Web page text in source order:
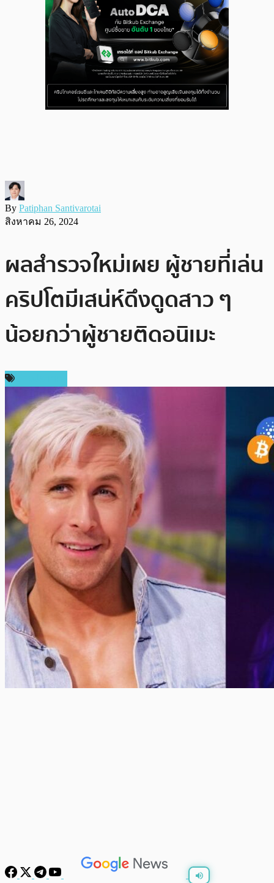
By Patiphan Santivarotai
สิงหาคม 26, 2024
ผลสำรวจใหม่เผย ผู้ชายที่เล่น
คริปโตมีเสน่ห์ดึงดูดสาว ๆ
น้อยกว่าผู้ชายติดอนิเมะ